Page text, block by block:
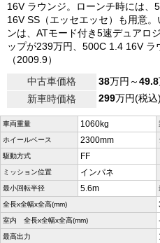
16V ラウンジ。ローンチ時には
16V SS（エッセエッセ）も用意
ンは、ATモード付き5速デュアロ
ップが239万円、500C 1.4 16V ラ
（2009.9）
中古車価格
38万円～49.8
新車時価格
299万円(税込)
車両重量 1060kg
ホイールベース 2300mm
駆動方式 FF
ミッション位置 インパネ
最小回転半径 5.6m
全長x全幅x全高(mm)
室内 全長x全幅x全高(mm)
最高出力